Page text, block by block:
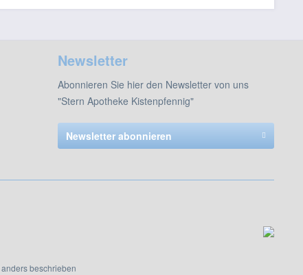
Newsletter
Abonnieren Sie hier den Newsletter von uns
"Stern Apotheke Kistenpfennig"
Newsletter abonnieren
beschrieben